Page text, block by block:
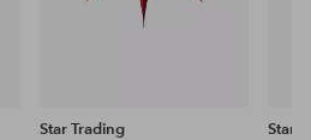
Star Trading
Star